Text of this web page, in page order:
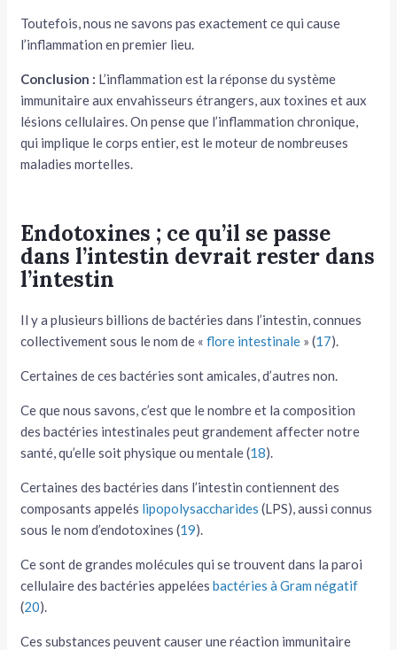
Toutefois, nous ne savons pas exactement ce qui cause
l’inflammation en premier lieu.
Conclusion : L’inflammation est la réponse du système
immunitaire aux envahisseurs étrangers, aux toxines et aux
lésions cellulaires. On pense que l’inflammation chronique,
qui implique le corps entier, est le moteur de nombreuses
maladies mortelles.
Endotoxines ; ce qu’il se passe
dans l’intestin devrait rester dans
l’intestin
Il y a plusieurs billions de bactéries dans l’intestin, connues
collectivement sous le nom de «flore intestinale » (17).
Certaines de ces bactéries sont amicales, d’autres non.
Ce que nous savons, c’est que le nombre et la composition
des bactéries intestinales peut grandement affecter notre
santé, qu’elle soit physique ou mentale (18).
Certaines des bactéries dans l’intestin contiennent des
composants appelés lipopolysaccharides(LPS), aussi connus
sous le nom d’endotoxines (19).
Ce sont de grandes molécules qui se trouvent dans la paroi
cellulaire des bactéries appeléesbactéries à Gram négatif
(20).
Ces substances peuvent causer une réaction immunitaire